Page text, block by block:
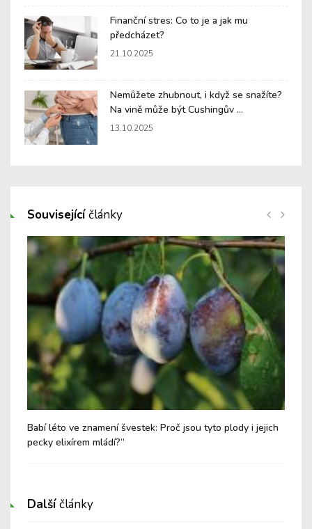
Finanční stres: Co to je a jak mu
předcházet?
21.10.2025
Nemůžete zhubnout, i když se snažíte?
Na vině může být Cushingův ...
13.10.2025
Souvisejícíčlánky
Babí léto ve znamení švestek: Proč jsou tyto plody i jejich
pecky elixírem mládí?“
Dalšíčlánky